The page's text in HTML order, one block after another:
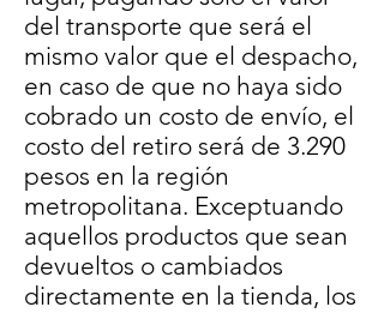
del transporte que será el
mismo valor que el despacho,
en caso de que no haya sido
cobrado un costo de envío, el
costo del retiro será de 3.290
pesos en la región
metropolitana. Exceptuando
aquellos productos que sean
devueltos o cambiados
directamente en la tienda, los